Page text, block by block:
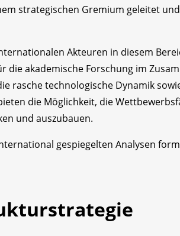
strategischen Gremium geleitet
Akteuren in diesem
die akademische Forschung im
rasche technologische Dynamik
die Möglichkeit, die
und auszubauen.
gespiegelten Analysen